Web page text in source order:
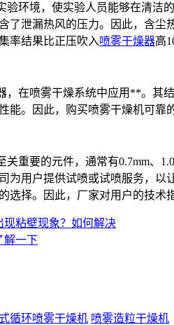
验环境，使实验人员能够在清
了泄漏热风的压力。因此，含
率结果比正压吹入喷雾干燥器高
，在喷雾干燥系统中应用**。其
能。因此，购买喷雾干燥机可靠
重要的元件，通常有0.7mm、
为用户提供试喷或试喷服务，
选择。因此，厂家对用户的技术
现粘壁现象？如何解决
解一下
循环喷雾干燥机 喷雾造粒干燥机